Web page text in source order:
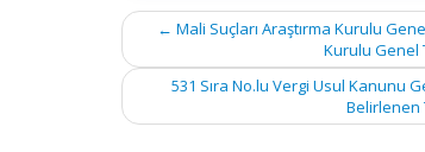
Post
navigation
← Mali Suçları Araştırma Kurulu
Kurulu Genel
531 Sıra No.lu Vergi Usul Kanunu
Belirlenen